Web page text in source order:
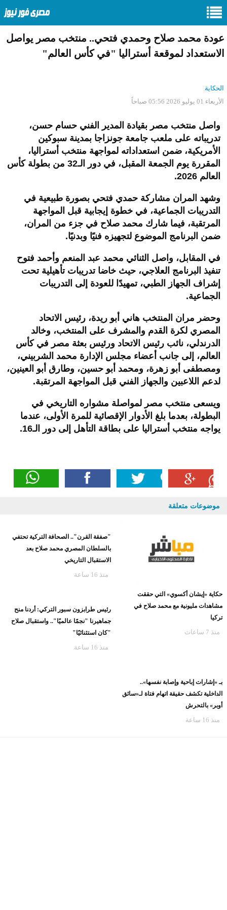
عودة محمد صلاح وحمدي فتحي.. منتخب مصر يواصل
الاستعداد لموقعة أستراليا "في كأس العالم"
الحكاية
الأربعاء 01 يوليو 2026 05:56 صباحاً
واصل منتخب مصر بقيادة المدير الفني حسام حسن،
تدريباته على ملعب جامعة جونزاجا بمدينة سبوكين
الأمريكية، ضمن استعداداته لمواجهة منتخب أستراليا،
المقررة يوم الجمعة المقبل، في دور الـ32 من بطولة كأس
العالم 2026.
وشهد المران مشاركة حمدي فتحي بصورة طبيعية في
التدريبات الجماعية، في خطوة إيجابية قبل المواجهة
المرتقبة، فيما شارك محمد صلاح في جزء من المران،
ضمن البرنامج الموضوع لتجهيزه فنيًا وبدنيًا.
في المقابل، واصل الثنائي محمد عبد المنعم وأحمد فتوح
تنفيذ البرنامج العلاجي، حيث خاضا تدريبات تأهيلية تحت
إشراف الجهاز الطبي، تمهيدًا للعودة إلى التدريبات
الجماعية.
وحضر مران المنتخب هاني أبو ريدة، رئيس الاتحاد
المصري لكرة القدم والمشرف على المنتخب، وخالد
الدرندلي، نائب رئيس الاتحاد ورئيس بعثة مصر في كأس
العالم، إلى جانب أعضاء مجلس الإدارة محمد الشربيني،
ومصطفى أبو زهرة، ومحمد أبو حسين، وطارق أبو العينين،
لدعم اللاعبين والجهاز الفني قبل المواجهة المرتقبة.
ويسعى منتخب مصر لمواصلة مشواره التاريخي في
البطولة، بعدما بلغ الأدوار الإقصائية للمرة الأولى، عندما
يواجه منتخب أستراليا على بطاقة التأهل إلى دور الـ16.
موضوعات متعلقة
حكاية «إيشان أكسوي» التي حققت
مشاهدات مليونية مع محمد صلاح في
تركيا
منذ 7 ساعات
"صفقة القرن".. الصحافة التركية تحتفي
بالسلطان المصري محمد صلاح بعد
الاستقبال التاريخي
منذ 16 ساعة
رئيس طرابزون سبور التركي: أردنا منح
جماهيرنا "نجمًا عالميًا".. واستقبال صلاح
"كان استثنائيًا"
منذ 16 ساعة
بـ «إشارات إباحية وإصابة نفسها»..
الداخلية تكشف حقيقة اتهام فتاة لـ«سائق
أوبر» بالتحرش
منذ 16 ساعة